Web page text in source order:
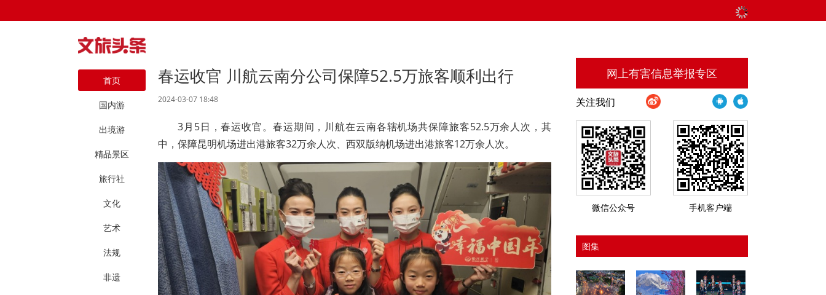
首页
国内游
出境游
精品景区
旅行社
文化
艺术
法规
非遗
春运收官 川航云南分公司保障52.5万旅客顺利出行
2024-03-07 18:48
3月5日，春运收官。春运期间，川航在云南各辖机场共保障旅客52.5万余人次，其
中，保障昆明机场进出港旅客32万余人次、西双版纳机场进出港旅客12万余人次。
网上有害信息举报专区
关注我们
微信公众号 手机客户端
图集